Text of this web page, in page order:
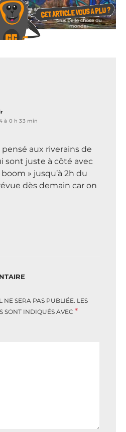
à 0 h 33 min
aux riverains de
sont juste à côté avec
» jusqu’à 2h du
dès demain car on
NE SERA PAS PUBLIÉE. LES
SONT INDIQUÉS AVEC *